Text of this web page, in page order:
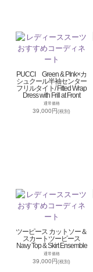
PUCCI Green & PInk×カ
シュクール半袖センター
フリルタイト/ Fitted Wrap
Dress with Frill at Front
通常価格
39,000円(税別)
ツーピース カットソー＆
スカートツーピース
Navy Top & Skirt Ensemble
通常価格
39,000円(税別)